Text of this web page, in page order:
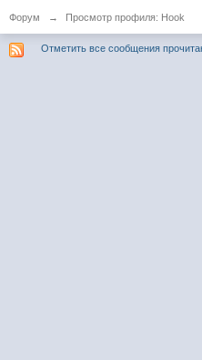
Форум → Просмотр профиля: Hook
Отметить все сообщения